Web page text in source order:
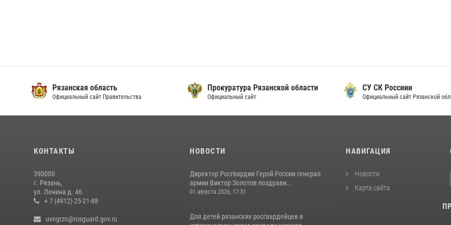
Рязанская область
Официальный сайт Правительства
Прокуратура Рязанской области
Официальный сайт
СУ СК Россиии
Официальный сайт Рязанской
КОНТАКТЫ
390000
г. Рязань,
ул. Ленина д. 46
+ 7 (4912) 25-21-88
uvngrzn@rosguard.gov.ru
НОВОСТИ
Директор Росгвардии Герой России генерал
армии Виктор Золотов поздрави...
01 августа 2026, 17:31
Для детей рязанских росгвардейцев в
НАВИГАЦИЯ
Новости
Карта сайта